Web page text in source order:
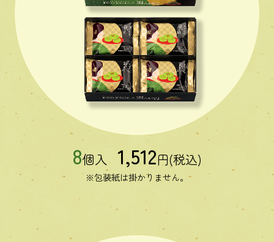
8個入 1,512円(税込)
※包装紙は掛かりません。